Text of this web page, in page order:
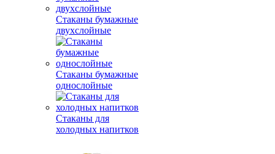
Стаканы бумажные
двухслойные
Стаканы бумажные
однослойные
Стаканы для
холодных напитков